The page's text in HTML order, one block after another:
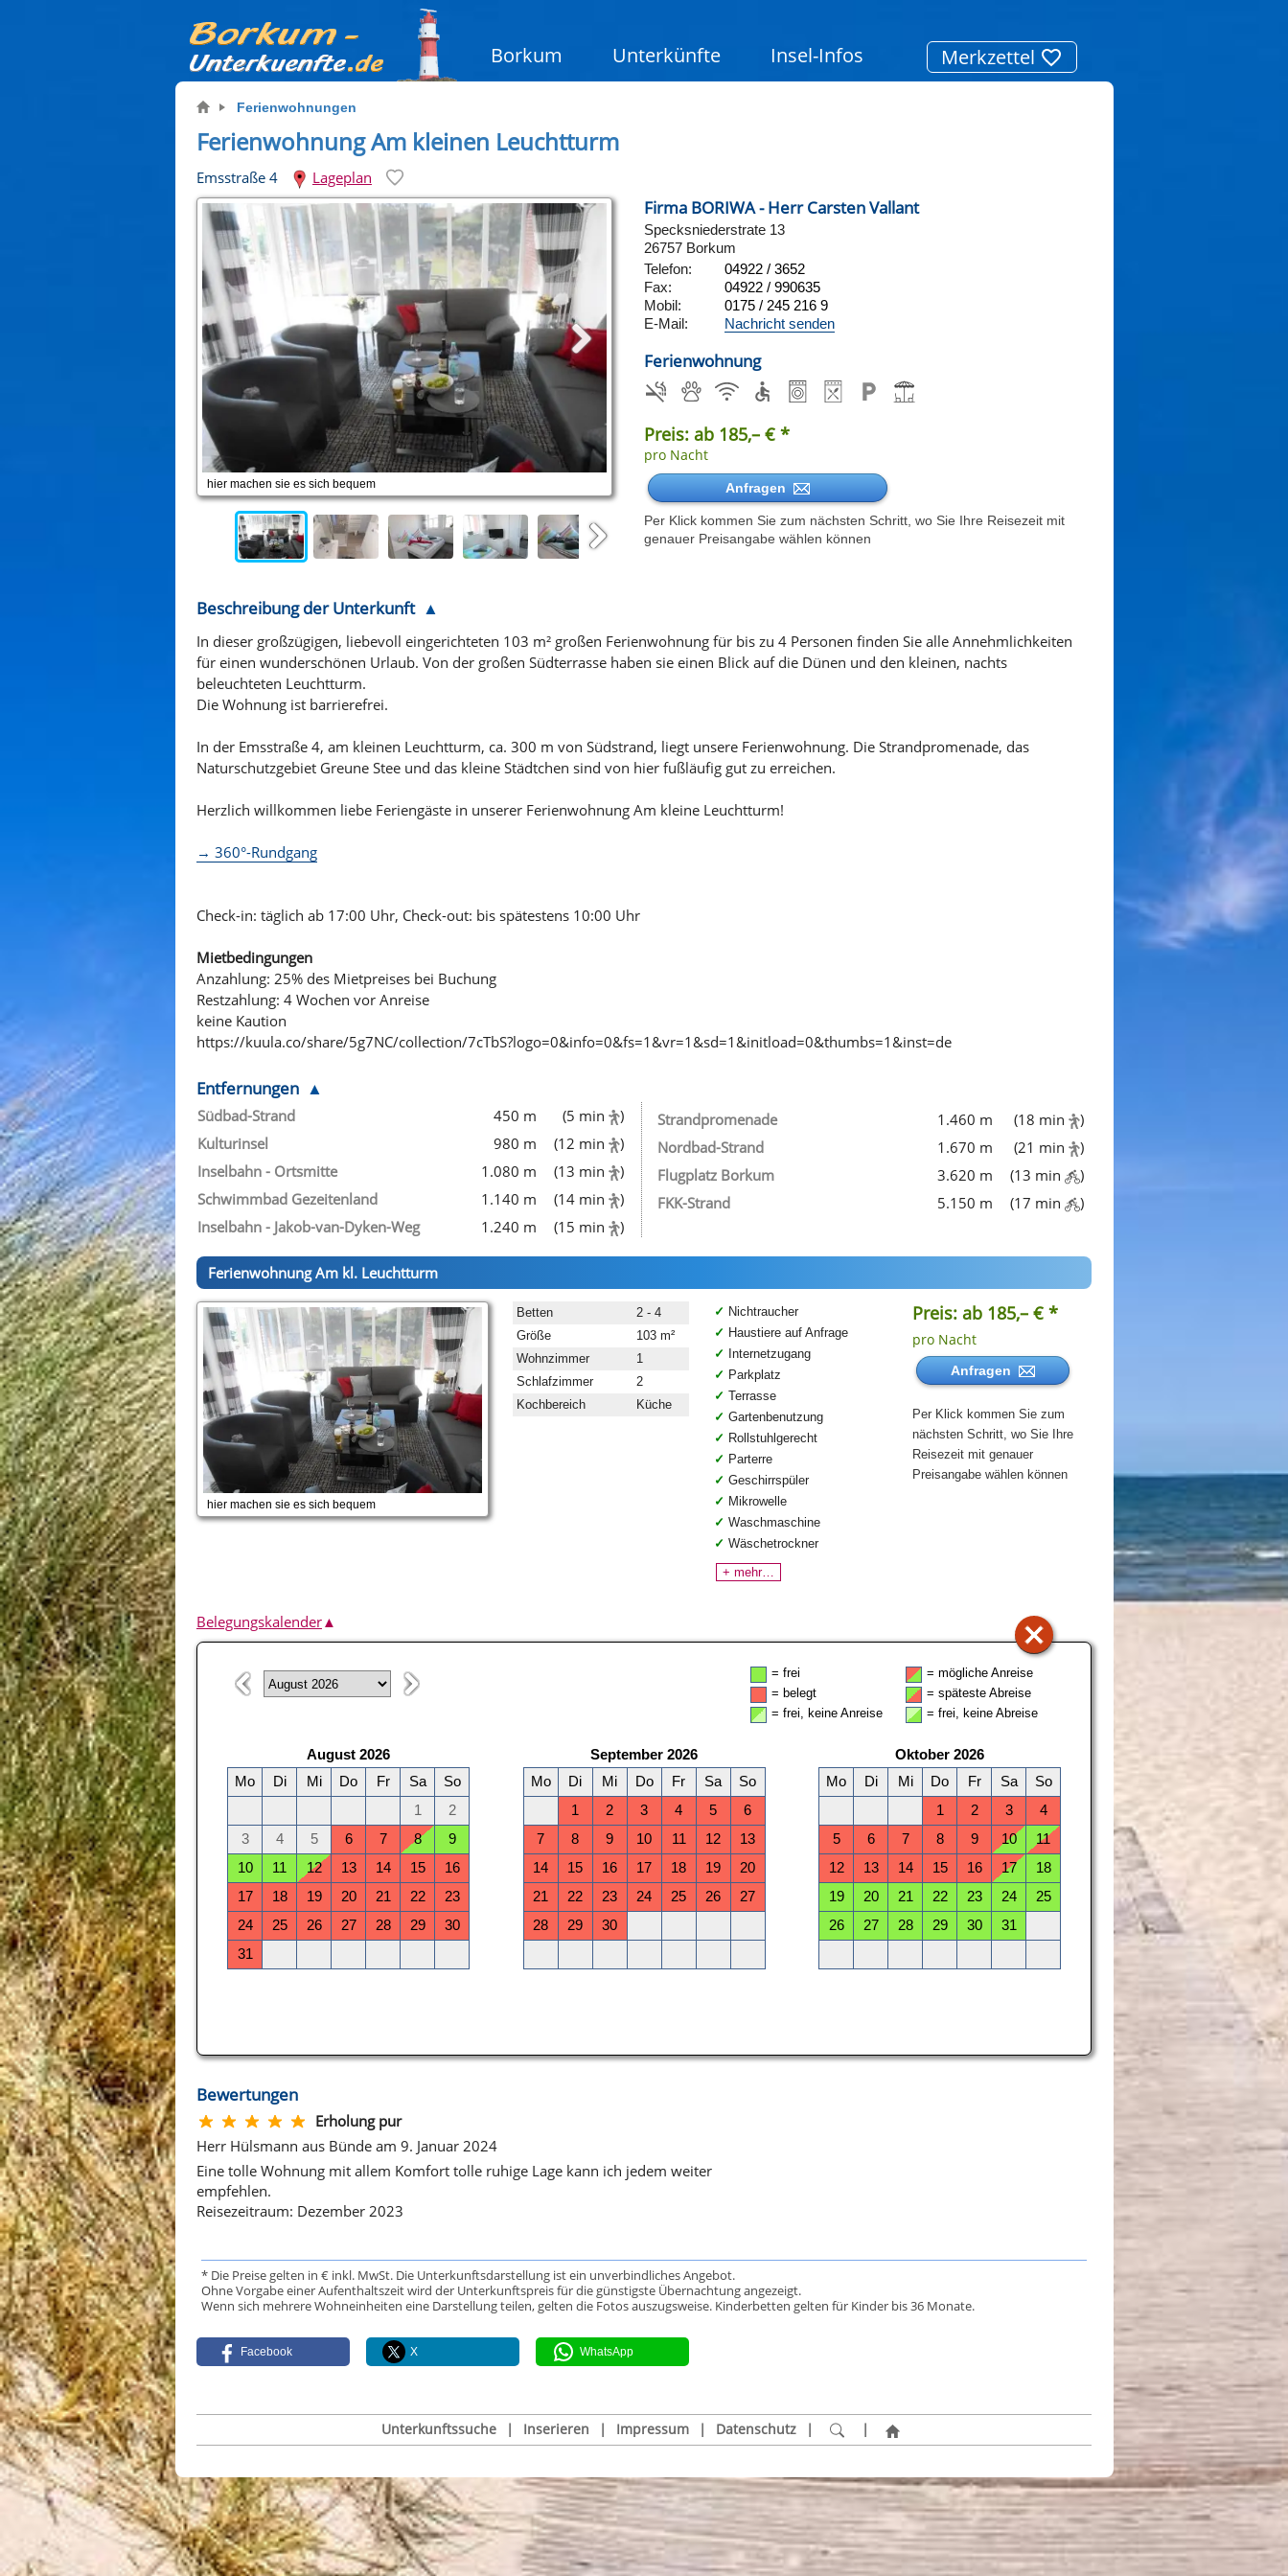
Borkum Unterkünfte Insel-Infos Merkzettel
Ferienwohnungen
Ferienwohnung Am kleinen Leuchtturm
Emsstraße 4 Lageplan
hier machen sie es sich bequem
Firma BORIWA - Herr Carsten Vallant
Specksniederstrate 13
26757 Borkum
Telefon:
04922 / 3652
Fax:
04922 / 990635
Mobil:
0175 / 245 216 9
E-Mail:
Nachricht senden
Ferienwohnung
Preis: ab 185,– € *
pro Nacht
Anfragen
Per Klick kommen Sie zum nächsten Schritt, wo Sie Ihre Reisezeit mit
genauer Preisangabe wählen können
Beschreibung der Unterkunft
In dieser großzügigen, liebevoll eingerichteten 103 m² großen Ferienwohnung für bis zu 4 Personen finden Sie alle Annehmlichkeiten
für einen wunderschönen Urlaub. Von der großen Südterrasse haben sie einen Blick auf die Dünen und den kleinen, nachts
beleuchteten Leuchtturm.
Die Wohnung ist barrierefrei.
In der Emsstraße 4, am kleinen Leuchtturm, ca. 300 m von Südstrand, liegt unsere Ferienwohnung. Die Strandpromenade, das
Naturschutzgebiet Greune Stee und das kleine Städtchen sind von hier fußläufig gut zu erreichen.
Herzlich willkommen liebe Feriengäste in unserer Ferienwohnung Am kleine Leuchtturm!
→ 360°-Rundgang
Check-in: täglich ab 17:00 Uhr, Check-out: bis spätestens 10:00 Uhr
Mietbedingungen
Anzahlung: 25% des Mietpreises bei Buchung
Restzahlung: 4 Wochen vor Anreise
keine Kaution
https://kuula.co/share/5g7NC/collection/7cTbS?logo=0&info=0&fs=1&vr=1&sd=1&initload=0&thumbs=1&inst=de
Entfernungen
Südbad-Strand 450 m (5 min
)
Kulturinsel
980 m (12 min
)
Inselbahn - Ortsmitte
1.080 m (13 min
)
Schwimmbad Gezeitenland
1.140 m (14 min
)
Inselbahn - Jakob-van-Dyken-Weg
1.240 m (15 min )
Strandpromenade 1.460 m (18 min
)
Nordbad-Strand
1.670 m (21 min
)
Flugplatz Borkum
3.620 m (13 min
)
FKK-Strand
5.150 m (17 min )
Ferienwohnung Am kl. Leuchtturm
hier machen sie es sich bequem
Betten
2 - 4
Größe
103 m²
Wohnzimmer
1
Schlafzimmer
2
Kochbereich
Küche
Nichtraucher
Haustiere auf Anfrage
Internetzugang
Parkplatz
Terrasse
Gartenbenutzung
Rollstuhlgerecht
Parterre
Geschirrspüler
Mikrowelle
Waschmaschine
Wäschetrockner
+ mehr…
Preis: ab 185,– € *
pro Nacht
Anfragen
Per Klick kommen Sie zum
nächsten Schritt, wo Sie Ihre
Reisezeit mit genauer
Preisangabe wählen können
Belegungskalender▲
Bewertungen
Erholung pur
Herr Hülsmann aus Bünde am 9. Januar 2024
Eine tolle Wohnung mit allem Komfort tolle ruhige Lage kann ich jedem weiter
empfehlen.
Reisezeitraum: Dezember 2023
* Die Preise gelten in € inkl. MwSt. Die Unterkunftsdarstellung ist ein unverbindliches Angebot.
Ohne Vorgabe einer Aufenthaltszeit wird der Unterkunftspreis für die günstigste Übernachtung angezeigt.
Wenn sich mehrere Wohneinheiten eine Darstellung teilen, gelten die Fotos auszugsweise. Kinderbetten gelten für Kinder bis 36 Monate.
Facebook X WhatsApp
Unterkunftssuche | Inserieren | Impressum | Datenschutz | |